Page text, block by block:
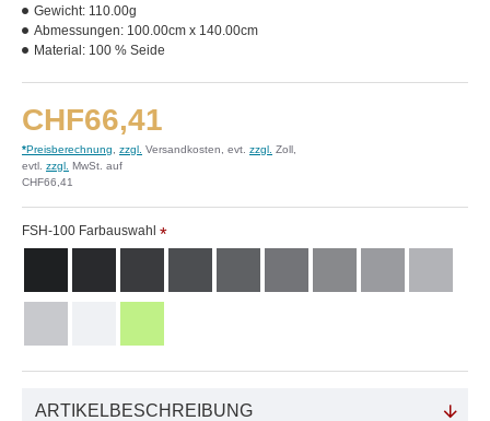
CHF66,41
*Preisberechnung zzgl. Versandkosten, evt. zzgl. Zoll,
evtl. zzgl. MwSt. auf
CHF66,41
Gewicht: 110.00g
Abmessungen: 100.00cm x 140.00cm
Material: 100 % Seide
FSH-100 Farbauswahl
ARTIKELBESCHREIBUNG